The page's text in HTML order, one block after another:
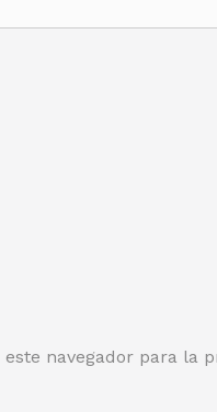
navegador para la